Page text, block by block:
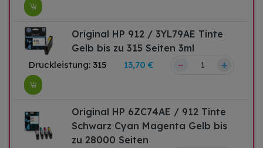
Original HP 912 / 3YL79AE Tinte
Gelb bis zu 315 Seiten 3ml
Druckleistung: 315 13,70 € – +
Original HP 6ZC74AE / 912 Tinte
Schwarz Cyan Magenta Gelb bis
zu 28000 Seiten